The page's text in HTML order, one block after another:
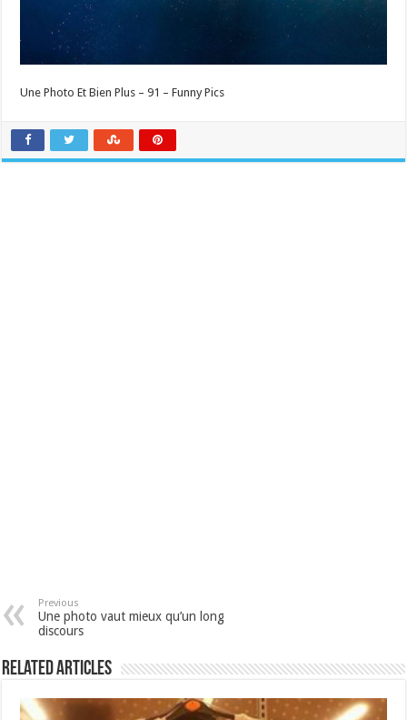
Une Photo Et Bien Plus – 91 – Funny Pics
Previous
Une photo vaut mieux qu’un long
discours
Related Articles